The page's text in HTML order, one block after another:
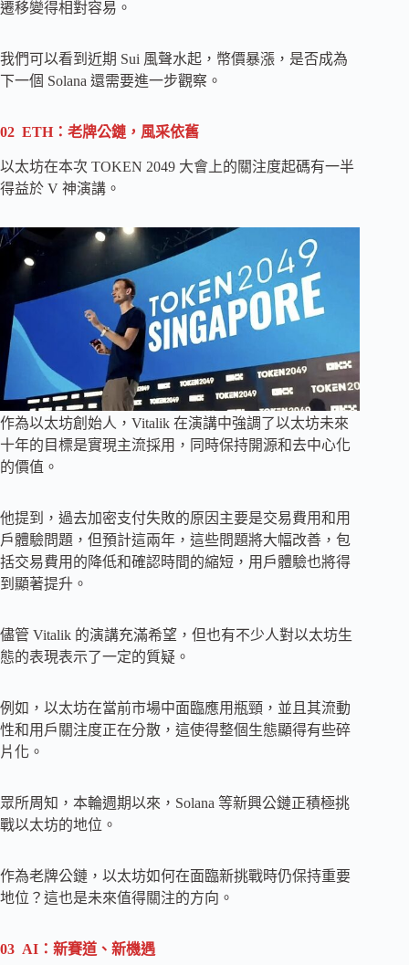
遷移變得相對容易。
我們可以看到近期 Sui 風聲水起，幣價暴漲，是否成為
下一個 Solana 還需要進一步觀察。
02 ETH：老牌公鏈，風采依舊
以太坊在本次 TOKEN 2049 大會上的關注度起碼有一半
得益於 V 神演講。
作為以太坊創始人，Vitalik 在演講中強調了以太坊未來
十年的目標是實現主流採用，同時保持開源和去中心化
的價值。
他提到，過去加密支付失敗的原因主要是交易費用和用
戶體驗問題，但預計這兩年，這些問題將大幅改善，包
括交易費用的降低和確認時間的縮短，用戶體驗也將得
到顯著提升。
儘管 Vitalik 的演講充滿希望，但也有不少人對以太坊生
態的表現表示了一定的質疑。
例如，以太坊在當前市場中面臨應用瓶頸，並且其流動
性和用戶關注度正在分散，這使得整個生態顯得有些碎
片化。
眾所周知，本輪週期以來，Solana 等新興公鏈正積極挑
戰以太坊的地位。
作為老牌公鏈，以太坊如何在面臨新挑戰時仍保持重要
地位？這也是未來值得關注的方向。
03 AI：新賽道、新機遇